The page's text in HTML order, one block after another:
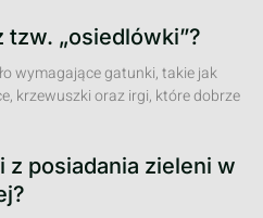
tzw. „osiedlówki”?
wymagające gatunki, takie jak
krzewuszki oraz irgi, które dobrze
z posiadania zieleni w